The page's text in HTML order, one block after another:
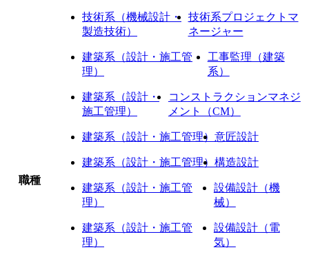
職種
技術系（機械設計・
製造技術）
技術系プロジェクトマ
ネージャー
建築系（設計・施工管
理）
工事監理（建築
系）
建築系（設計・
施工管理）
コンストラクションマネジ
メント（CM）
建築系（設計・施工管理） 意匠設計
建築系（設計・施工管理） 構造設計
建築系（設計・施工管
理）
設備設計（機
械）
建築系（設計・施工管
理）
設備設計（電
気）